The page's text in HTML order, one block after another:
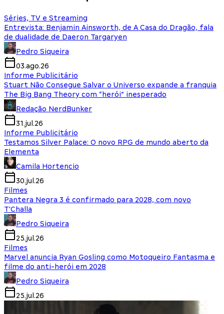
Séries, TV e Streaming
Entrevista: Benjamin Ainsworth, de A Casa do Dragão, fala
de dualidade de Daeron Targaryen
Pedro Siqueira
03.ago.26
Informe Publicitário
Stuart Não Consegue Salvar o Universo expande a franquia
The Big Bang Theory com “herói” inesperado
Redação NerdBunker
31.jul.26
Informe Publicitário
Testamos Silver Palace: O novo RPG de mundo aberto da
Elementa
Camila Hortencio
30.jul.26
Filmes
Pantera Negra 3 é confirmado para 2028, com novo
T'Challa
Pedro Siqueira
25.jul.26
Filmes
Marvel anuncia Ryan Gosling como Motoqueiro Fantasma e
filme do anti-herói em 2028
Pedro Siqueira
25.jul.26